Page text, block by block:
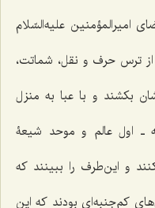
علیه‌السّلام
ترس حرف و نقل، شماتت،
بکشند و با عبا به منزل
ـ اول عالم و موحد شیعۀ
و این‌طرف را ببینند که
کم‌جنبه‌ای بودند که این